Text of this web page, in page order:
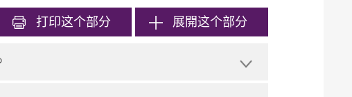
打印这个部分 展開这个部分